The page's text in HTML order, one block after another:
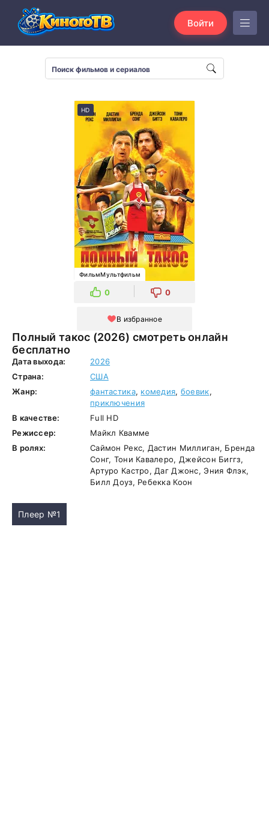
Войти
Полный такос (2026) смотреть онлайн
бесплатно
HD
ФильмМультфильм
0 0
В избранное
Дата выхода:
2026
Страна:
США
Жанр:
фантастика, комедия, боевик,
приключения
В качестве:
Full HD
Режиссер:
Майкл Квамме
В ролях:
Саймон Рекс, Дастин Миллиган, Бренда
Сонг, Тони Кавалеро, Джейсон Биггз,
Артуро Кастро, Даг Джонс, Эния Флэк,
Билл Доуз, Ребекка Коон
Плеер №1